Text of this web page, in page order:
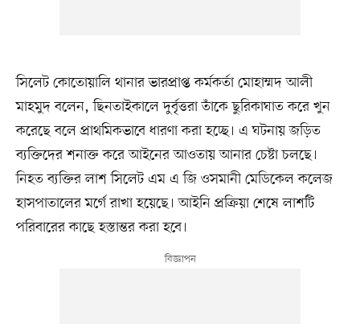
সিলেট কোতোয়ালি থানার ভারপ্রাপ্ত কর্মকর্তা মোহাম্মদ আলী
মাহমুদ বলেন, ছিনতাইকালে দুর্বৃত্তরা তাঁকে ছুরিকাঘাত করে খুন
করেছে বলে প্রাথমিকভাবে ধারণা করা হচ্ছে। এ ঘটনায় জড়িত
ব্যক্তিদের শনাক্ত করে আইনের আওতায় আনার চেষ্টা চলছে।
নিহত ব্যক্তির লাশ সিলেট এম এ জি ওসমানী মেডিকেল কলেজ
হাসপাতালের মর্গে রাখা হয়েছে। আইনি প্রক্রিয়া শেষে লাশটি
পরিবারের কাছে হস্তান্তর করা হবে।